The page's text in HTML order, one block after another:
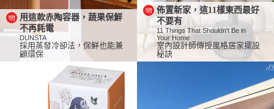
用這款赤陶容器，蔬果保鮮
不再耗電
DUNSTA
採用蒸發冷卻法，保鮮也能兼
顧環保
佈置新家，這11樣東西最好
不要有
11 Things That Shouldn't Be in
Your Home
室內設計師傳授風格居家擺設
秘訣